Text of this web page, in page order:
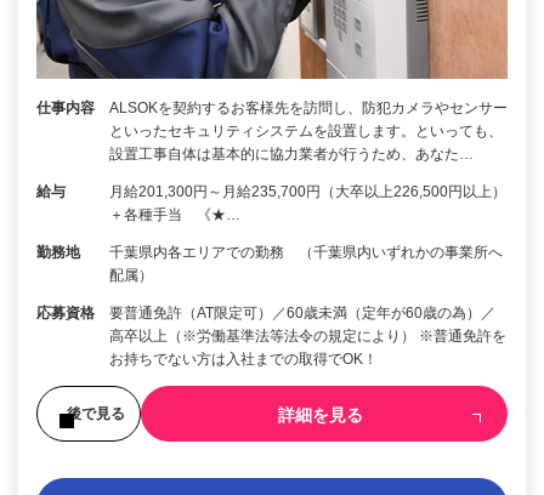
仕事内容
ALSOKを契約するお客様先を訪問し、防犯カメラやセンサー
といったセキュリティシステムを設置します。といっても、
設置工事自体は基本的に協力業者が行うため、あなた…
給与
月給201,300円～月給235,700円（大卒以上226,500円以上）
＋各種手当 《★…
勤務地
千葉県内各エリアでの勤務 （千葉県内いずれかの事業所へ
配属）
応募資格
要普通免許（AT限定可）／60歳未満（定年が60歳の為）／
高卒以上（※労働基準法等法令の規定により） ※普通免許を
お持ちでない方は入社までの取得でOK！
後で見る 詳細を見る